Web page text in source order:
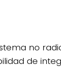
no
de